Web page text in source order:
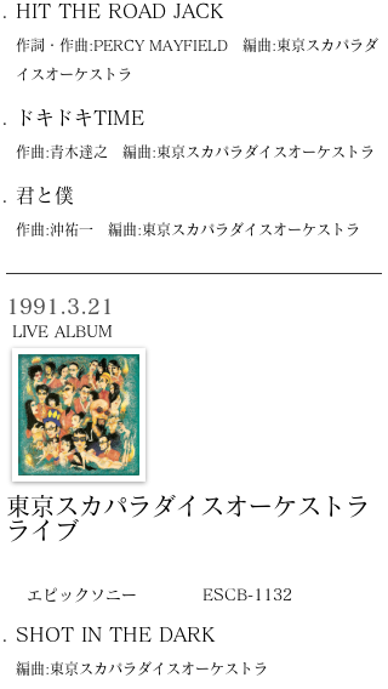
HIT THE ROAD JACK
作詞・作曲:PERCY MAYFIELD 編曲:東京スカパラダ
イスオーケストラ
ドキドキTIME
作曲:青木達之 編曲:東京スカパラダイスオーケストラ
君と僕
作曲:沖祐一 編曲:東京スカパラダイスオーケストラ
東京スカパラダイスオーケストラ
ライブ
1991.3.21
LIVE ALBUM
エピックソニー ESCB-1132
SHOT IN THE DARK
編曲:東京スカパラダイスオーケストラ